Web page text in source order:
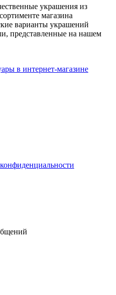
украшения из
магазина
варианты украшений
представленные на нашем